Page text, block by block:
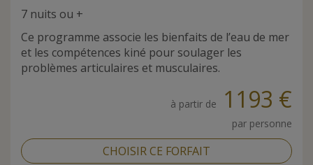
7 nuits ou +
Ce programme associe les bienfaits de l’eau de mer
et les compétences kiné pour soulager les
problèmes articulaires et musculaires.
à partir de 1193 €
par personne
CHOISIR CE FORFAIT